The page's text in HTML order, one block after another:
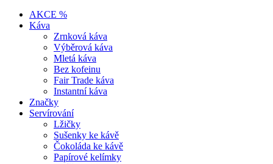
AKCE %
Káva
Zrnková káva
Výběrová káva
Mletá káva
Bez kofeinu
Fair Trade káva
Instantní káva
Značky
Servírování
Lžičky
Sušenky ke kávě
Čokoláda ke kávě
Papírové kelímky